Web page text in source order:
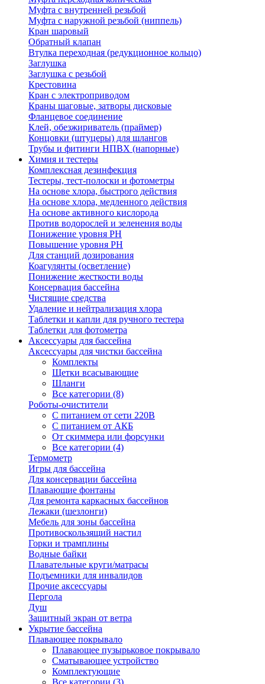
Муфта с внутренней резьбой
Муфта с наружной резьбой (ниппель)
Кран шаровый
Обратный клапан
Втулка переходная (редукционное кольцо)
Заглушка
Заглушка с резьбой
Крестовина
Кран с электроприводом
Краны шаговые, затворы дисковые
Фланцевое соединение
Клей, обезжириватель (праймер)
Концовки (штуцеры) для шлангов
Трубы и фитинги НПВХ (напорные)
Химия и тестеры
Комплексная дезинфекция
Тестеры, тест-полоски и фотометры
На основе хлора, быстрого действия
На основе хлора, медленного действия
На основе активного кислорода
Против водорослей и зеленения воды
Понижение уровня РН
Повышение уровня РН
Для станций дозирования
Коагулянты (осветление)
Понижение жесткости воды
Консервация бассейна
Чистящие средства
Удаление и нейтрализация хлора
Таблетки и капли для ручного тестера
Таблетки для фотометра
Аксессуары для бассейна
Аксессуары для чистки бассейна
Комплекты
Щетки всасывающие
Шланги
Все категории (8)
Роботы-очистители
С питанием от сети 220В
С питанием от АКБ
От скиммера или форсунки
Все категории (4)
Термометр
Игры для бассейна
Для консервации бассейна
Плавающие фонтаны
Для ремонта каркасных бассейнов
Лежаки (шезлонги)
Мебель для зоны бассейна
Противоскользящий настил
Горки и трамплины
Водные байки
Плавательные круги/матрасы
Подъемники для инвалидов
Прочие аксессуары
Пергола
Душ
Защитный экран от ветра
Укрытие бассейна
Плавающее покрывало
Плавающее пузырьковое покрывало
Сматывающее устройство
Комплектующие
Все категории (3)